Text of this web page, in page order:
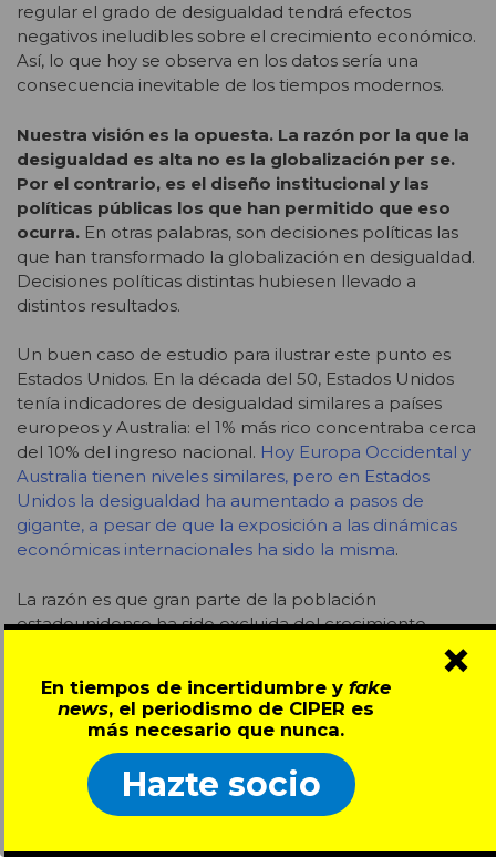
En tiempos de incertidumbre y fake
news, el periodismo de CIPER es
más necesario que nunca.
Hazte socio
×
regular el grado de desigualdad tendrá efectos
negativos ineludibles sobre el crecimiento económico.
Así, lo que hoy se observa en los datos sería una
consecuencia inevitable de los tiempos modernos.
Nuestra visión es la opuesta. La razón por la que la
desigualdad es alta no es la globalización per se.
Por el contrario, es el diseño institucional y las
políticas públicas los que han permitido que eso
ocurra. En otras palabras, son decisiones políticas las
que han transformado la globalización en desigualdad.
Decisiones políticas distintas hubiesen llevado a
distintos resultados.
Un buen caso de estudio para ilustrar este punto es
Estados Unidos. En la década del 50, Estados Unidos
tenía indicadores de desigualdad similares a países
europeos y Australia: el 1% más rico concentraba cerca
del 10% del ingreso nacional. Hoy Europa Occidental y
Australia tienen niveles similares, pero en Estados
Unidos la desigualdad ha aumentado a pasos de
gigante, a pesar de que la exposición a las dinámicas
económicas internacionales ha sido la misma.
La razón es que gran parte de la población
estadounidense ha sido excluida del crecimiento
económico por las políticas implementadas. Si bien el
crecimiento promedio en Estados Unidos entre 1980 y
2014 fue 1.5%,los ingresos de los individuos
pertenecientes al 0.1% más rico se multiplicaron por
300, mientras que los ingresos de las personas en 50%
inferior se estancaron en sus niveles iniciales
resultado: la porción de los ingresos que se apropia el
50% inferior cayó del 21% al 11%, mientras que los